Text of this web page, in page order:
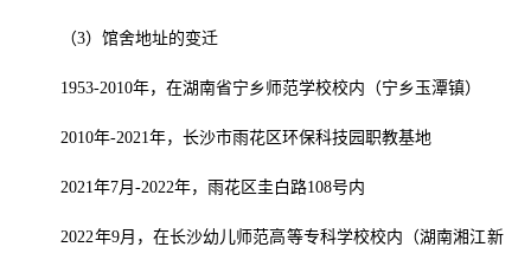
（3）馆舍地址的变迁
1953-2010年，在湖南省宁乡师范学校校内（宁乡玉潭镇）
2010年-2021年，长沙市雨花区环保科技园职教基地
2021年7月-2022年，雨花区圭白路108号内
2022年9月，在长沙幼儿师范高等专科学校校内（湖南湘江新